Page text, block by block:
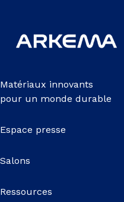
Matériaux innovants
pour un monde durable
Espace presse
Salons
Ressources